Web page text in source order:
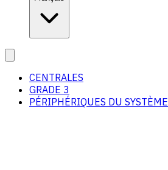
CENTRALES
GRADE 3
PÉRIPHÉRIQUES DU SYSTÈME